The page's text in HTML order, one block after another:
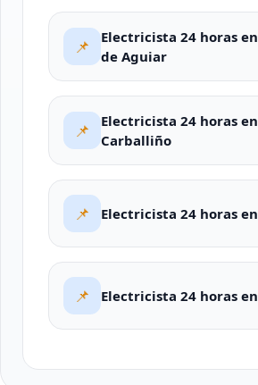
📌
Electricista 24 horas
de Aguiar
📌
Electricista 24 horas
Carballiño
📌 Electricista 24 horas
📌 Electricista 24 horas